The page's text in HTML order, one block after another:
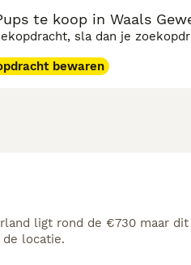
te koop in Waals
sla dan je
bewaren
ligt rond de €730 maar
locatie.